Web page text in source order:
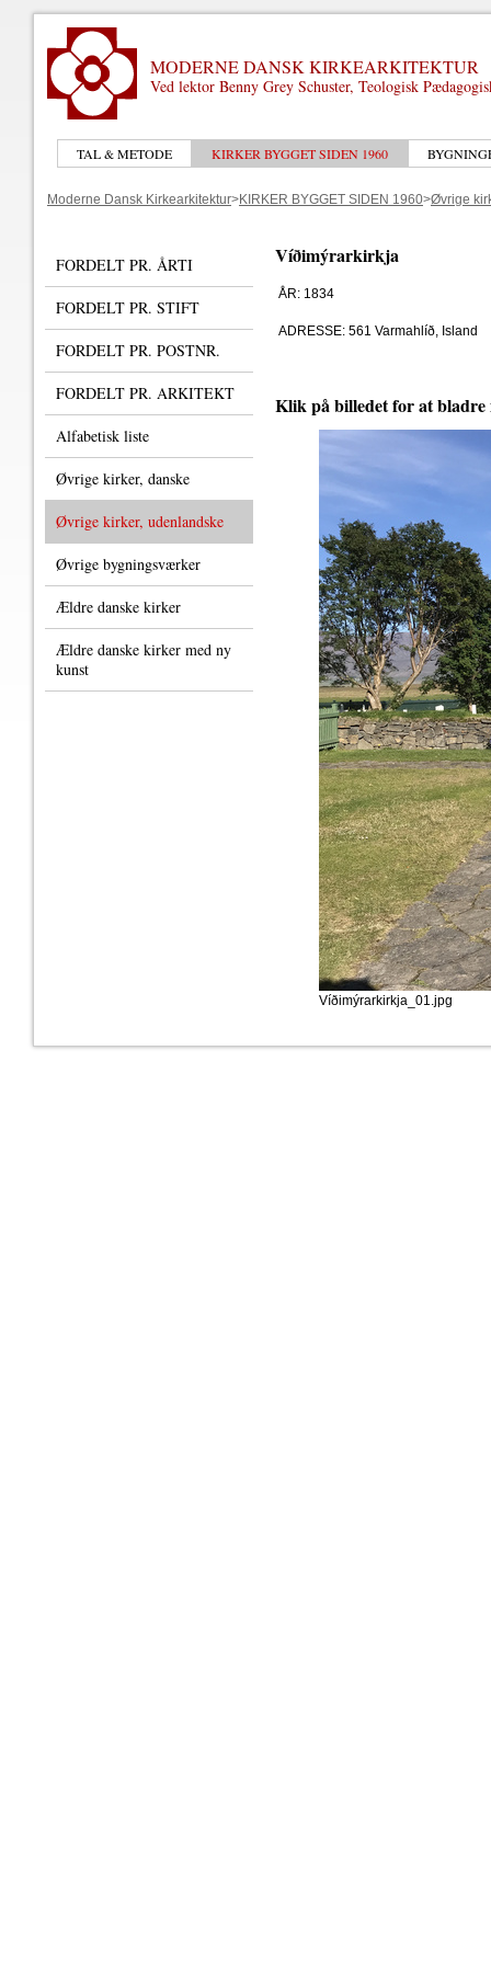
MODERNE DANSK KIRKEARKITEKTUR
Ved lektor Benny Grey Schuster, Teologisk
TAL & METODE KIRKER BYGGET SIDEN 1960
Moderne Dansk Kirkearkitektur>KIRKER BYGGET SIDEN 1960>Øvrige
FORDELT PR. ÅRTI
FORDELT PR. STIFT
FORDELT PR. POSTNR.
FORDELT PR. ARKITEKT
Alfabetisk liste
Øvrige kirker, danske
Øvrige kirker, udenlandske
Øvrige bygningsværker
Ældre danske kirker
Ældre danske kirker med ny
kunst
Víðimýrarkirkja
ÅR: 1834
ADRESSE: 561 Varmahlíð, Island
Klik på billedet for at bladre
Víðimýrarkirkja_01.jpg